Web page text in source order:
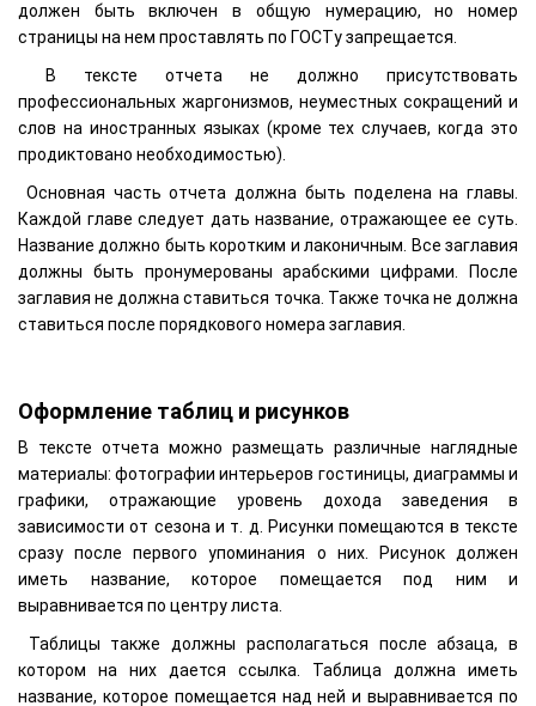
должен быть включен в общую нумерацию, но номер
страницы на нем проставлять по ГОСТу запрещается.
В тексте отчета не должно присутствовать
профессиональных жаргонизмов, неуместных сокращений и
слов на иностранных языках (кроме тех случаев, когда это
продиктовано необходимостью).
Основная часть отчета должна быть поделена на главы.
Каждой главе следует дать название, отражающее ее суть.
Название должно быть коротким и лаконичным. Все заглавия
должны быть пронумерованы арабскими цифрами. После
заглавия не должна ставиться точка. Также точка не должна
ставиться после порядкового номера заглавия.
Оформление таблиц и рисунков
В тексте отчета можно размещать различные наглядные
материалы: фотографии интерьеров гостиницы, диаграммы и
графики, отражающие уровень дохода заведения в
зависимости от сезона и т. д. Рисунки помещаются в тексте
сразу после первого упоминания о них. Рисунок должен
иметь название, которое помещается под ним и
выравнивается по центру листа.
Таблицы также должны располагаться после абзаца, в
котором на них дается ссылка. Таблица должна иметь
название, которое помещается над ней и выравнивается по